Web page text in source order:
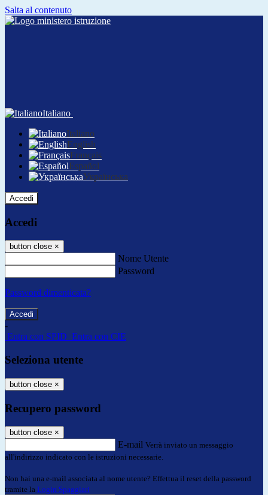
Salta al contenuto
Italiano
Italiano
English
Français
Español
Українська
Accedi
Accedi
button close ×
Nome Utente
Password
Password dimenticata?
-
Entra con SPID Entra con CIE
Seleziona utente
button close ×
Recupero password
button close ×
E-mail Verrà inviato un messaggio
all'indirizzo indicato con le istruzioni necessarie.
Non hai una e-mail associata al nome utente? Effettua il reset della password
tramite la Login Spaggiari